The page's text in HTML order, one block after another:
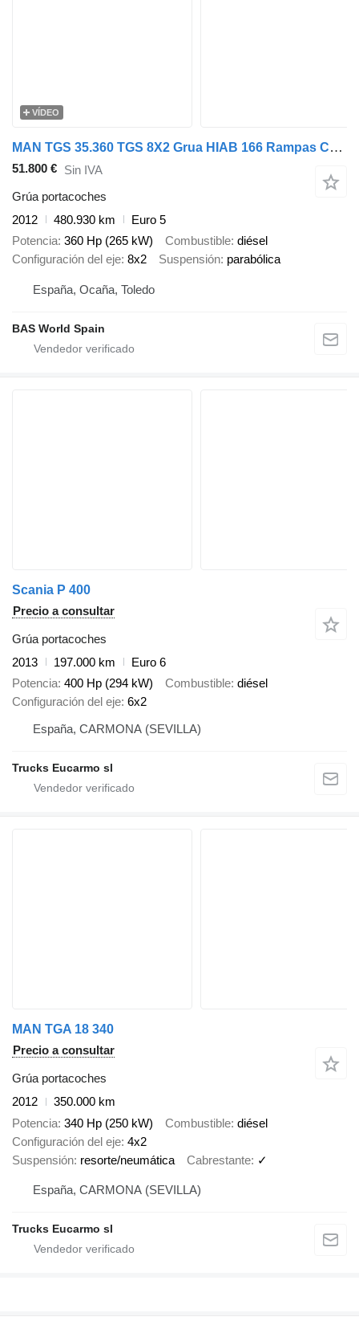
VÍDEO
MAN TGS 35.360 TGS 8X2 Grua HIAB 166 Rampas Cabrestante Euro 5
51.800 € Sin IVA
Grúa portacoches
2012
480.930 km
Euro 5
Potencia 360 Hp (265 kW) Combustible diésel
Configuración del eje 8x2 Suspensión parabólica
España, Ocaña, Toledo
BAS World Spain
Scania P 400
Precio a consultar
Grúa portacoches
2013
197.000 km
Euro 6
Potencia 400 Hp (294 kW) Combustible diésel
Configuración del eje 6x2
España, CARMONA (SEVILLA)
Trucks Eucarmo sl
MAN TGA 18 340
Precio a consultar
Grúa portacoches
2012
350.000 km
Potencia 340 Hp (250 kW) Combustible diésel
Configuración del eje 4x2
Suspensión resorte/neumática Cabrestante ✓
España, CARMONA (SEVILLA)
Trucks Eucarmo sl